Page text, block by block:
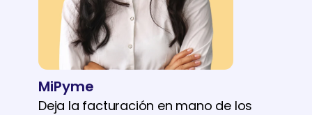
MiPyme
Deja la facturación en mano de los